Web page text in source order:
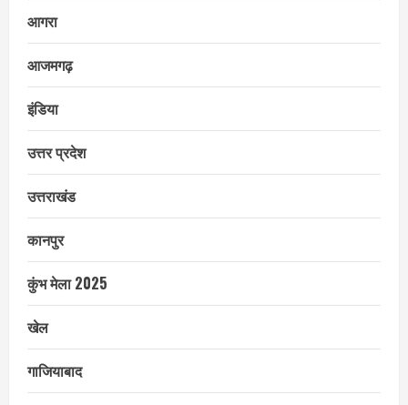
आगरा
आजमगढ़
इंडिया
उत्तर प्रदेश
उत्तराखंड
कानपुर
कुंभ मेला 2025
खेल
गाजियाबाद